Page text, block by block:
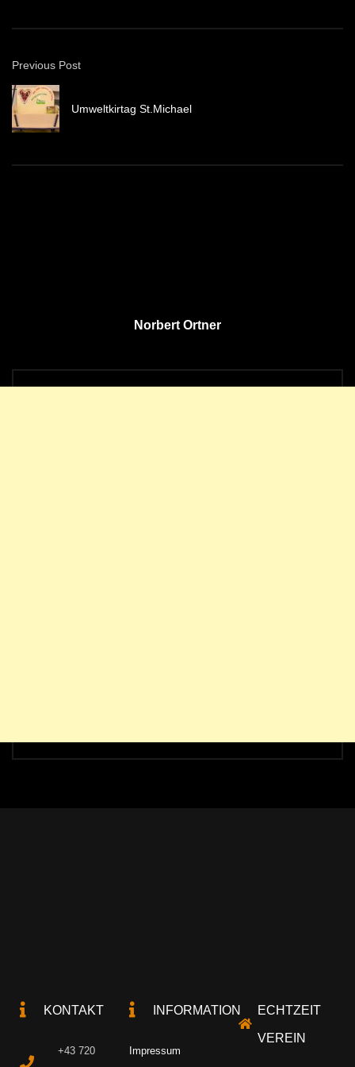
Previous Post
Umweltkirtag St.Michael
Norbert Ortner
KONTAKT
+43 720
INFORMATION
Impressum
ECHTZEIT
VEREIN